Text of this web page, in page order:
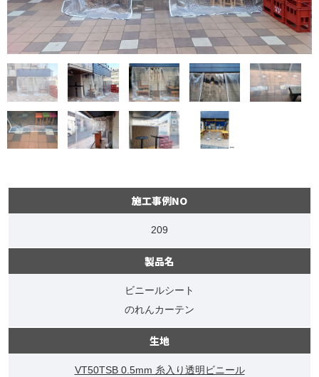
施工事例NO
209
製品名
ビニールシート
のれんカーテン
生地
VT50TSB 0.5mm 糸入り透明ビニール